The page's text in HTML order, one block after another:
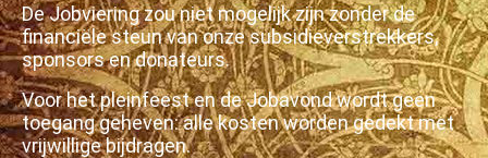
De Jobviering zou niet mogelijk zijn zonder de
financiële steun van onze subsidieverstrekkers,
sponsors en donateurs.
Voor het pleinfeest en de Jobavond wordt geen
toegang geheven: alle kosten worden gedekt met
vrijwillige bijdragen.